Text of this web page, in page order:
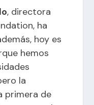
, directora
ha
hoy es
hemos
la
primera de